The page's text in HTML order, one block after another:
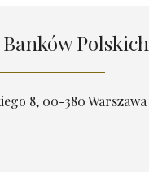
Polskich
8, 00-380 Warszawa